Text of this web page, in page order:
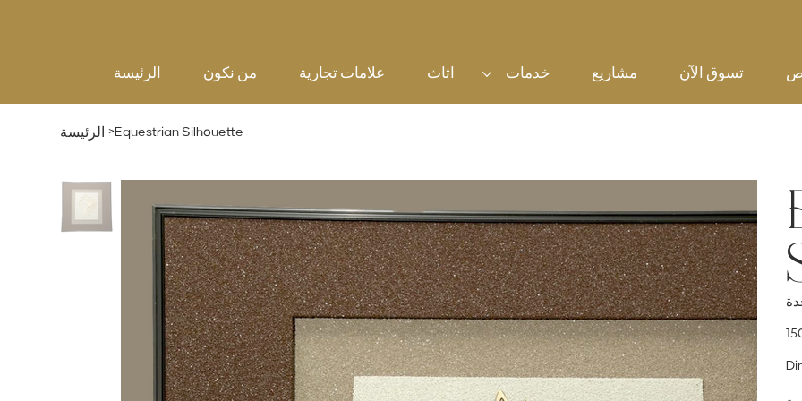
الرئيسة من نكون علامات تجارية اثاث خدمات مشاريع تسوق الآن
الرئيسة >Equestrian Silhouette